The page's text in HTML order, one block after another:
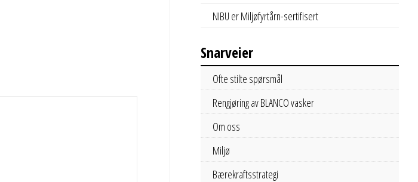
NIBU er Miljøfyrtårn-sertifisert
Snarveier
Ofte stilte spørsmål
Rengjøring av BLANCO vasker
Om oss
Miljø
Bærekraftsstrategi